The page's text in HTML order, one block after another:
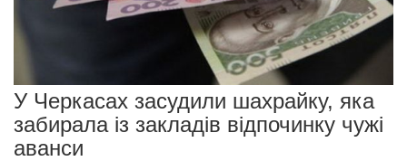
У Черкасах засудили шахрайку, яка
забирала із закладів відпочинку чужі
аванси